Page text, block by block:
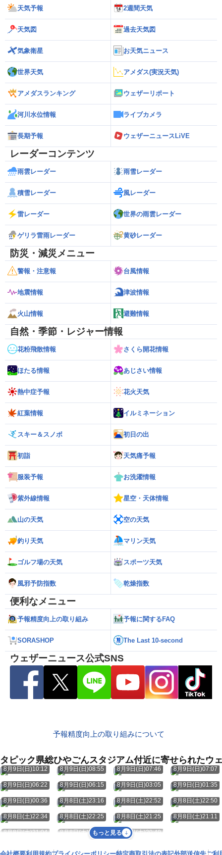
天気予報 2週間天気
天気図 過去天気図
気象衛星 お天気ニュース
世界天気 アメダス(実況天気)
アメダスランキング ウェザーリポート
河川水位情報 ライブカメラ
長期予報 ウェザーニュースLiVE
レーダーコンテンツ
雨雲レーダー 雨雪レーダー
積雪レーダー 風レーダー
雷レーダー 世界の雨雲レーダー
ゲリラ雷雨レーダー 黄砂レーダー
防災・減災メニュー
警報・注意報 台風情報
地震情報 津波情報
火山情報 避難情報
自然・季節・レジャー情報
花粉飛散情報 さくら開花情報
ほたる情報 あじさい情報
熱中症予報 花火天気
紅葉情報 イルミネーション
スキー＆スノボ 初日の出
初詣 天気痛予報
服装予報 お洗濯情報
紫外線情報 星空・天体情報
山の天気 空の天気
釣り天気 マリン天気
ゴルフ場の天気 スポーツ天気
風邪予防指数 乾燥指数
便利なメニュー
予報精度向上の取り組み 予報に関するFAQ
SORASHOP The Last 10-second
ウェザーニュース公式SNS
予報精度向上の取り組みについて
タピック県総ひやごんスタジアム付近に寄せられたウ
8月9日(日)10:12 8月9日(日)08:55 8月9日(日)07:46 8月9日(日)07:07
8月9日(日)06:22 8月9日(日)06:15 8月9日(日)03:05 8月9日(日)01:35
8月9日(日)00:36 8月8日(土)23:16 8月8日(土)22:52 8月8日(土)22:50
8月8日(土)22:34 8月8日(土)22:25 8月8日(土)21:25 8月8日(土)21:11
8月8日(土)21:04 8月8日(土)20:52 8月8日(土)20:49
もっと見る